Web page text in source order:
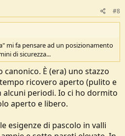
#8
mi fa pensare ad un posizionamento
di sicurezza...
È (era) uno stazzo
ricovero aperto (pulito e
periodi. Io ci ho dormito
aperto e libero.
esigenze di pascolo in valli